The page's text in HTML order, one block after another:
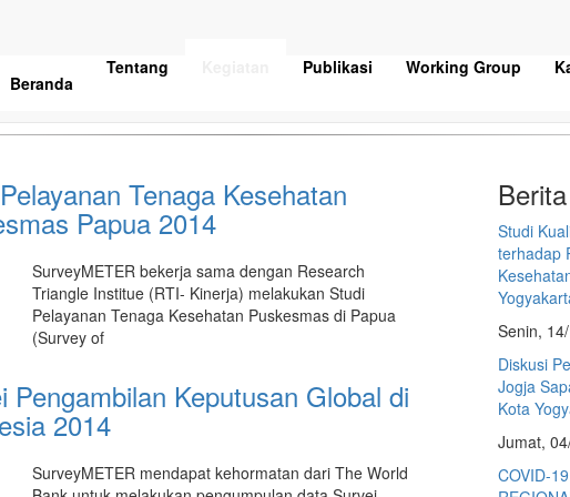
Beranda
Tentang Publikasi Working Group
dan lembaga-lembaga internasional untuk melaksanakan berbagai
ke depan.
Tenaga Kesehatan
Papua 2014
SurveyMETER bekerja sama dengan Research
Triangle Institue (RTI- Kinerja) melakukan Studi
Pelayanan Tenaga Kesehatan Puskesmas di Papua
(Survey of
Pengambilan Keputusan Global di
2014
SurveyMETER mendapat kehormatan dari The World
Studi
terhadap
Senin,
Diskusi
Jogja
Kota
Jumat,
COVID-